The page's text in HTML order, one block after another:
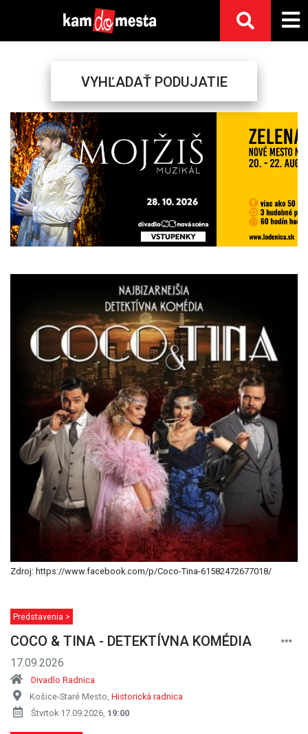
VYHĽADAŤ PODUJATIE
Previous
Zdroj: https://www.facebook.com/p/Coco-Tina-61582472677018/
Predstavenia >
COCO & TINA - DETEKTÍVNA KOMÉDIA
17.09.2026
Divadlo Radnica
Košice-Staré Mesto, Historická radnica
Štvrtok 17.09.2026, 19:00